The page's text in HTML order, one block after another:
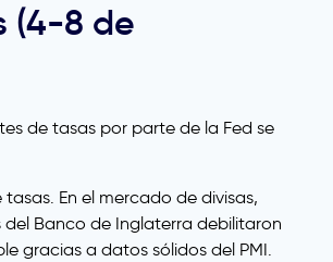
(4-8 de
de tasas por parte de la Fed se
En el mercado de divisas,
Banco de Inglaterra debilitaron
gracias a datos sólidos del PMI.